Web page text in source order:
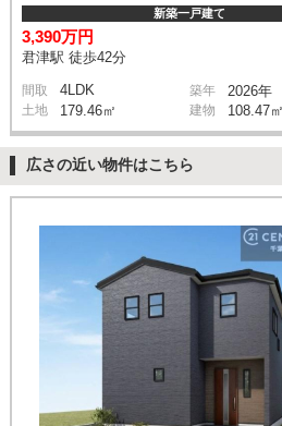
新築一戸建て
3,390万円
君津駅 徒歩42分
間取 4LDK 築年 2026年
土地 179.46㎡ 建物 108.47㎡
広さの近い物件はこちら